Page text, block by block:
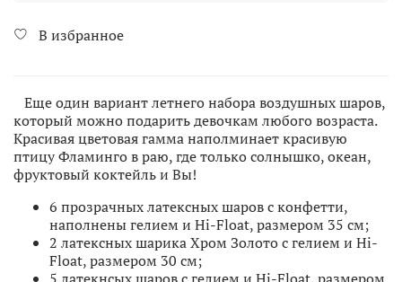
В избранное
Еще один вариант летнего набора воздушных шаров,
который можно подарить девочкам любого возраста.
Красивая цветовая гамма наполминает красивую
птицу Фламинго в раю, где только солнышко, океан,
фруктовый коктейль и Вы!
6 прозрачных латексных шаров с конфетти,
наполнены гелием и Hi-Float, размером 35 см;
2 латексных шарика Хром Золото с гелием и Hi-
Float, размером 30 см;